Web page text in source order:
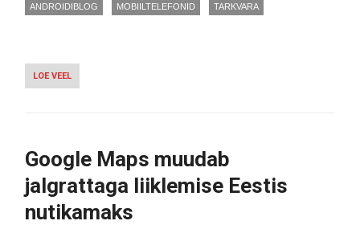
ANDROIDIBLOG MOBIILTELEFONID TARKVARA
LOE VEEL
FILM
TÕI
UNUSTATUD
NUTIFUNKTSIOONI
RAMBIVALGUSESSE
Google Maps muudab
jalgrattaga liiklemise Eestis
nutikamaks